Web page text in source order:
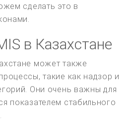
сделать это в
в Казахстане
может также
такие как надзор и
Они очень важны для
показателем стабильного